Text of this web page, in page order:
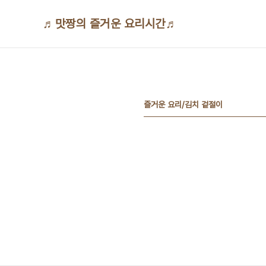
♬맛짱의 즐거운 요리시간♬
즐거운 요리/김치 겉절이